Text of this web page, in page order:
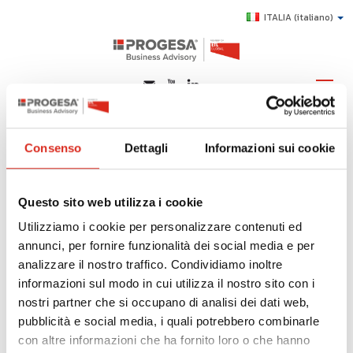
Consenso Dettagli Informazioni sui cookie
Questo sito web utilizza i cookie
Utilizziamo i cookie per personalizzare contenuti ed
annunci, per fornire funzionalità dei social media e per
analizzare il nostro traffico. Condividiamo inoltre
informazioni sul modo in cui utilizza il nostro sito con i
nostri partner che si occupano di analisi dei dati web,
pubblicità e social media, i quali potrebbero combinarle
con altre informazioni che ha fornito loro o che hanno
ITALIA(italiano)
CHI SIAMO
TOPICS
E-LEARNING
AGEVOLAZIONI
SUCCESS STORY
CONTATTI
tool della produzione
snella Six
Di seguito tutti i contenuti taggati con:
tool della produzione snella Six
SOSTENIBILITÀ, INNOVAZIONE E COMPLIANCE:
TOOL DELLA PRODUZIONE SNELLA SIX
Management Industriale